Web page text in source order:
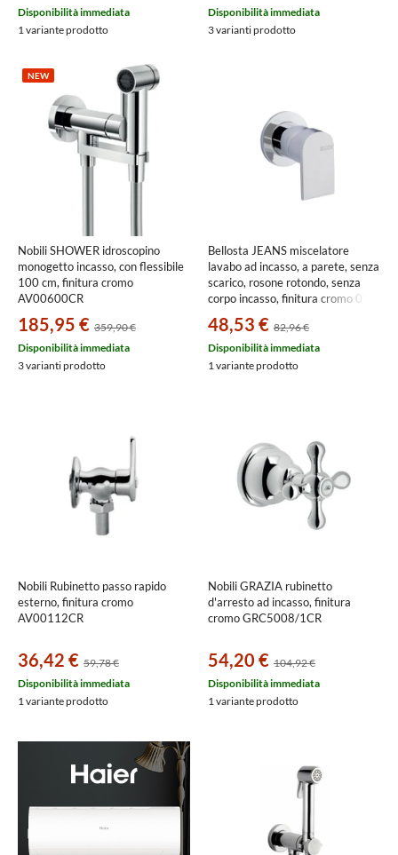
Disponibilità immediata
1 variante prodotto
Disponibilità immediata
3 varianti prodotto
NEW
Nobili SHOWER idroscopino
monogetto incasso, con flessibile
100 cm, finitura cromo
AV00600CR
185,95 € 359,90 €
Disponibilità immediata
3 varianti prodotto
Bellosta JEANS miscelatore
lavabo ad incasso, a parete, senza
scarico, rosone rotondo, senza
corpo incasso, finitura cromo 01-
48,53 € 82,96 €
Disponibilità immediata
1 variante prodotto
Nobili Rubinetto passo rapido
esterno, finitura cromo
AV00112CR
36,42 € 59,78 €
Disponibilità immediata
1 variante prodotto
Nobili GRAZIA rubinetto
d'arresto ad incasso, finitura
cromo GRC5008/1CR
54,20 € 104,92 €
Disponibilità immediata
1 variante prodotto